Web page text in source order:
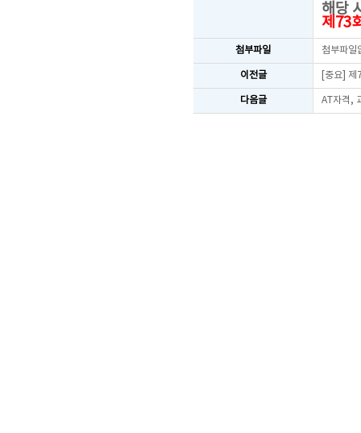
해당
제73
첨부파일 첨부파일
이전글 [중요]
다음글 AT자격,